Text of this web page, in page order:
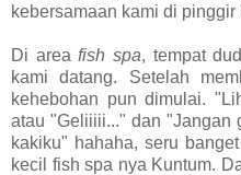
kebersamaan kami di
Di areafish spa, tempat
kami datang. Setelah
kehebohan pun dimulai.
atau "Geliiiii..." dan "Jangan
kakiku" hahaha, seru
kecil fish spa nya Kuntum.